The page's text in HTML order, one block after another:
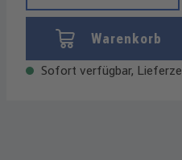
Warenkorb
Sofort verfügbar,